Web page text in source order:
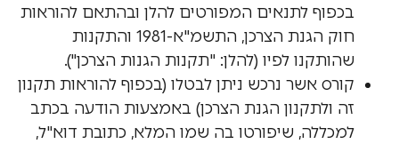
בכפוף לתנאים המפורטים להלן ובהתאם להוראות
חוק הגנת הצרכן, התשמ"א-1981 והתקנות
שהותקנו לפיו (להלן: "תקנות הגנות הצרכן").
קורס אשר נרכש ניתן לבטלו (בכפוף להוראות תקנון
זה ולתקנון הגנת הצרכן) באמצעות הודעה בכתב
למכללה, שיפורטו בה שמו המלא, כתובת דוא"ל,